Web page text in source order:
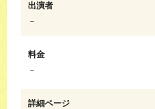
出演者
－
料金
－
詳細ページ